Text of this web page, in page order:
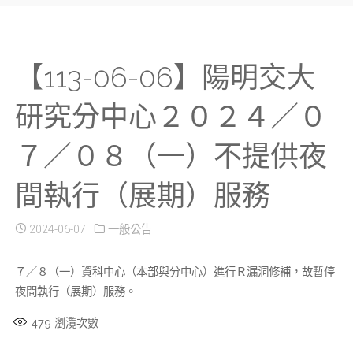
【113-06-06】陽明交大
研究分中心２０２４／０
７／０８（一）不提供夜
間執行（展期）服務
2024-06-07 一般公告
７／８（一）資科中心（本部與分中心）進行Ｒ漏洞修補，故暫停
夜間執行（展期）服務。
479 瀏灠次數